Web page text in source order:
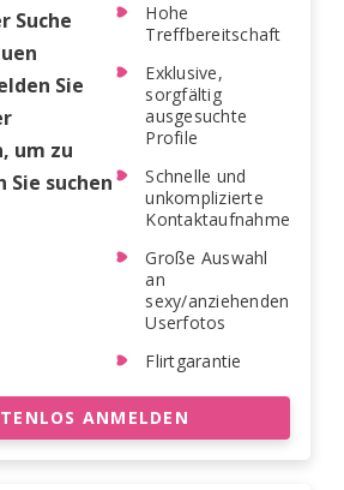
Suche
Sie
um zu
Sie suchen
Hohe
Treffbereitschaft
Exklusive,
sorgfältig
ausgesuchte
Profile
Schnelle und
unkomplizierte
Kontaktaufnahme
Große Auswahl
an
sexy/anziehenden
Userfotos
Flirtgarantie
ANMELDEN